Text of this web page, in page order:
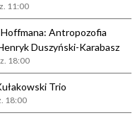
11:00
Antropozofia
Duszyński-Karabasz
18:00
Trio
18:00